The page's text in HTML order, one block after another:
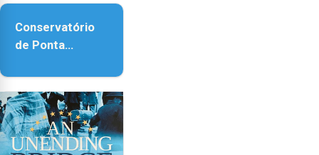
Conservatório
de Ponta
contar com
novos
instrumentos